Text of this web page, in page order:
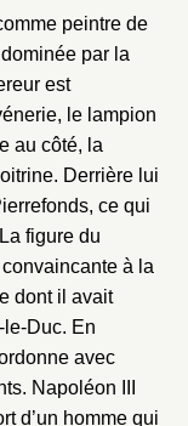
peintre de
par la
est
le lampion
au côté, la
Derrière lui
ce qui
figure du
à la
dont il avait
Duc. En
avec
Napoléon III
d’un homme qui